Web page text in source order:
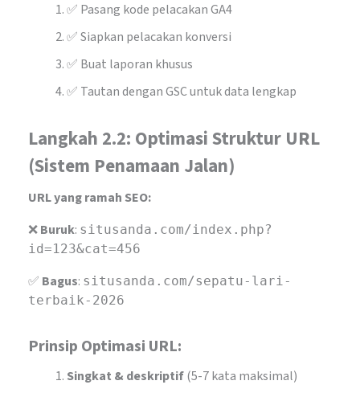
✅ Pasang kode pelacakan GA4
✅ Siapkan pelacakan konversi
✅ Buat laporan khusus
✅ Tautan dengan GSC untuk data lengkap
Langkah 2.2: Optimasi Struktur URL
(Sistem Penamaan Jalan)
URL yang ramah SEO:
❌Buruk: situsanda.com/index.php?
id=123&cat=456
✅ Bagus: situsanda.com/sepatu-lari-
terbaik-2026
Prinsip Optimasi URL:
Singkat & deskriptif(5-7 kata maksimal)